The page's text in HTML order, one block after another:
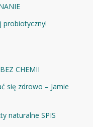
probiotyczny!
CHEMII
się zdrowo – Jamie
naturalne SPIS